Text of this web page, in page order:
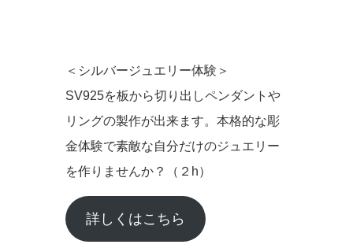
＜シルバージュエリー体験＞
SV925を板から切り出しペンダントや
リングの製作が出来ます。本格的な彫
金体験で素敵な自分だけのジュエリー
を作りませんか？（２h）
詳しくはこちら